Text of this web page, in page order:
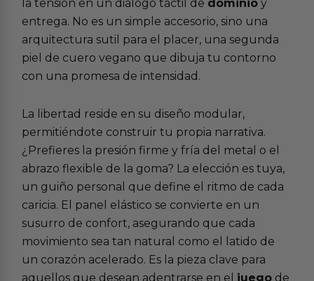
la tensión en un diálogo táctil de dominio y
entrega. No es un simple accesorio, sino una
arquitectura sutil para el placer, una segunda
piel de cuero vegano que dibuja tu contorno
con una promesa de intensidad.
La libertad reside en su diseño modular,
permitiéndote construir tu propia narrativa.
¿Prefieres la presión firme y fría del metal o el
abrazo flexible de la goma? La elección es tuya,
un guiño personal que define el ritmo de cada
caricia. El panel elástico se convierte en un
susurro de confort, asegurando que cada
movimiento sea tan natural como el latido de
un corazón acelerado. Es la pieza clave para
aquellos que desean adentrarse en el juego de